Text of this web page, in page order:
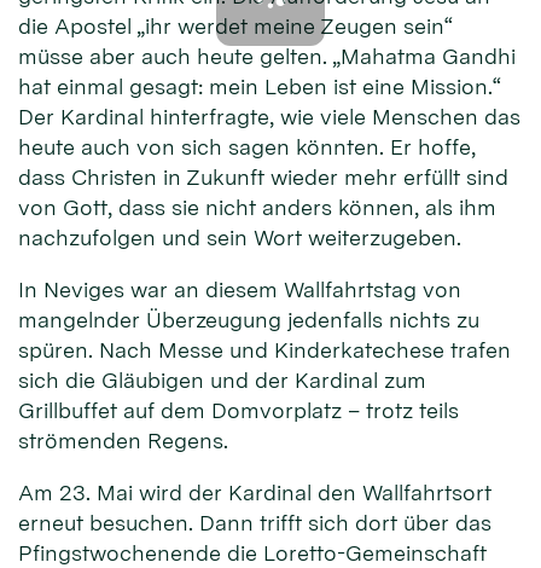
die Apostel „ihr werdet meine Zeugen sein“
müsse aber auch heute gelten. „Mahatma Gandhi
hat einmal gesagt: mein Leben ist eine Mission.“
Der Kardinal hinterfragte, wie viele Menschen das
heute auch von sich sagen könnten. Er hoffe,
dass Christen in Zukunft wieder mehr erfüllt sind
von Gott, dass sie nicht anders können, als ihm
nachzufolgen und sein Wort weiterzugeben.
In Neviges war an diesem Wallfahrtstag von
mangelnder Überzeugung jedenfalls nichts zu
spüren. Nach Messe und Kinderkatechese trafen
sich die Gläubigen und der Kardinal zum
Grillbuffet auf dem Domvorplatz – trotz teils
strömenden Regens.
Am 23. Mai wird der Kardinal den Wallfahrtsort
erneut besuchen. Dann trifft sich dort über das
Pfingstwochenende die Loretto-Gemeinschaft